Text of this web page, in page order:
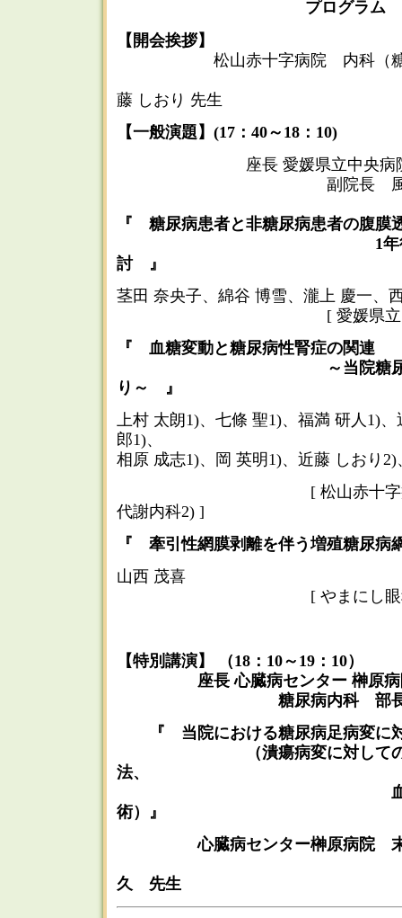
プログラム
【開会挨拶】
松山赤十字病院 内科（糖尿
藤 しおり 先生
【一般演題】(17：40～18：10)
座長 愛媛県立中央
副院長 風谷 幸
『 糖尿病患者と非糖尿病患者の腹膜
1年後における
討 』
茎田 奈央子、綿谷 博雪、瀧上 慶一、
[ 愛媛県立中央病院
『 血糖変動と糖尿病性腎症の関連
～当院糖尿病教育入
り～ 』
上村 太朗1)、七條 聖1)、福満 研人1)
郎1)、
相原 成志1)、岡 英明1)、近藤 しおり2)
[ 松山赤十字病院 腎
代謝内科2) ]
『 牽引性網膜剥離を伴う増殖糖尿
山西 茂喜
[ やまにし眼
【特別講演】 （18：10～19：10）
座長 心臓病センター 榊原
糖尿病内科 部長 清
『 当院における糖尿病足病変に
（潰瘍病変に対しての除
法、
血行再建術、
術）』
心臓病センター榊原病院 末
久 先生